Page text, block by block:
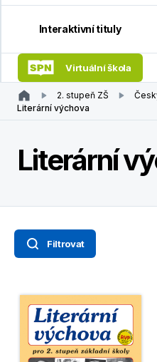
Interaktivní tituly
Virtuální škola
2. stupeň ZŠ
Literární výchova
Literární
Filtrovat